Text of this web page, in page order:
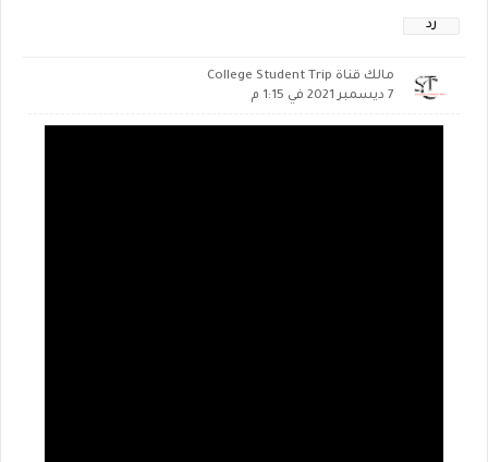
رد
مالك قناة College Student Trip
7 ديسمبر 2021 في 1:15 م